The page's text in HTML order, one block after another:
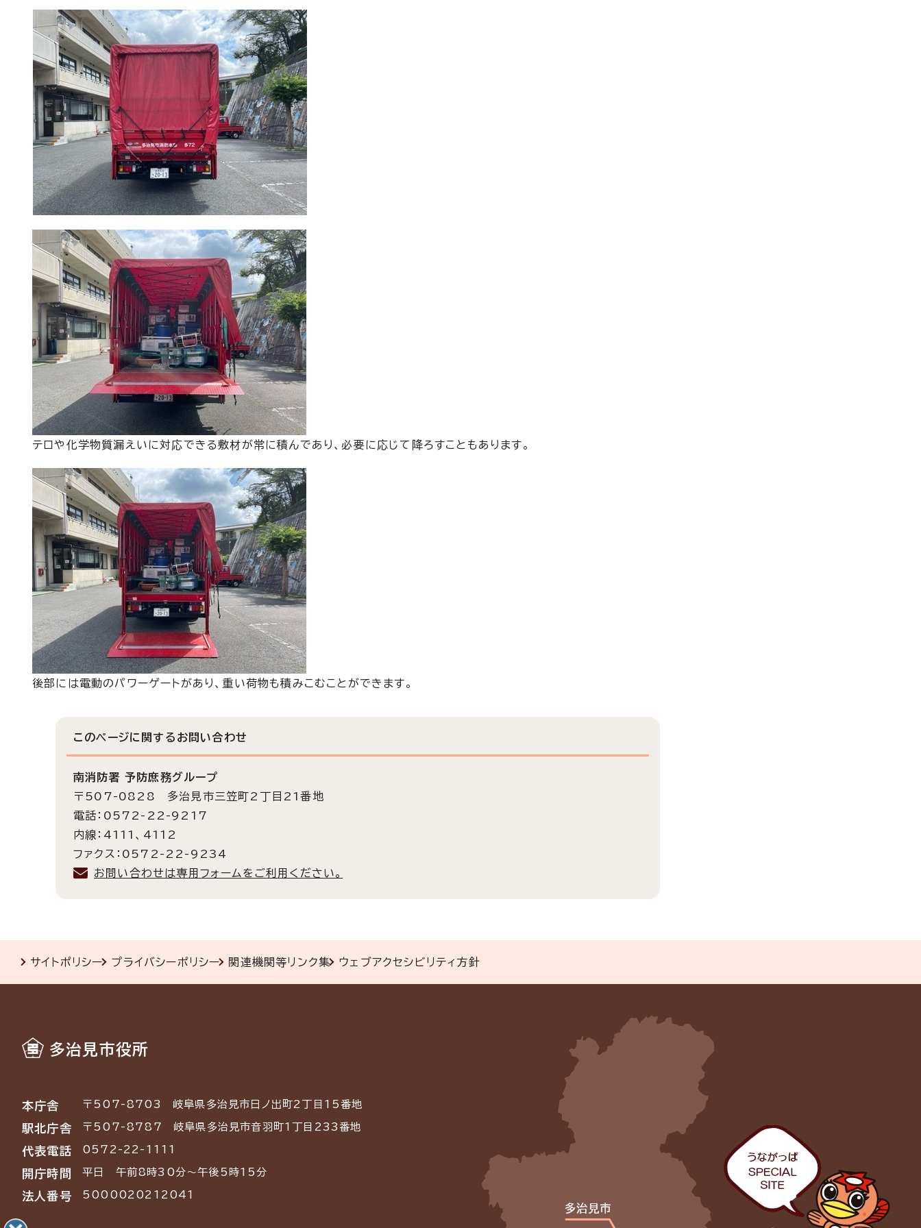
テロや化学物質漏えいに対応できる敷材が常に積んであり、必要に応じて降ろすこともあります。
後部には電動のパワーゲートがあり、重い荷物も積みこむことができます。
このページに関する お問い合わせ
南消防署 予防庶務グループ
〒507-0828 多治見市三笠町2丁目21番地
電話：0572-22-9217
内線：4111、4112
ファクス：0572-22-9234
お問い合わせは専用フォームをご利用ください。
サイトポリシー プライバシーポリシー 関連機関等リンク集 ウェブアクセシビリティ方針
多治見市役所
本庁舎 〒507-8703 岐阜県多治見市日ノ出町2丁目15番地
駅北庁舎 〒507-8787 岐阜県多治見市音羽町1丁目233番地
代表電話 0572-22-1111
開庁時間 平日 午前8時30分～午後5時15分
法人番号 5000020212041